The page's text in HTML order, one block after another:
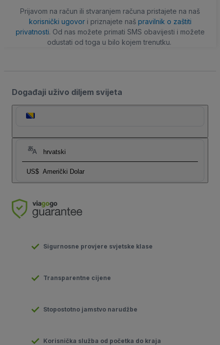
Prijavom na račun ili stvaranjem računa pristajete na naš
korisnički ugovori priznajete naš pravilnik o zaštiti
privatnosti. Od nas možete primati SMS obavijesti i možete
odustati od toga u bilo kojem trenutku.
Događaji uživo diljem svijeta
hrvatski
US$ Američki Dolar
Sigurnosne provjere svjetske klase
Transparentne cijene
Stopostotno jamstvo narudžbe
Korisnička služba od početka do kraja